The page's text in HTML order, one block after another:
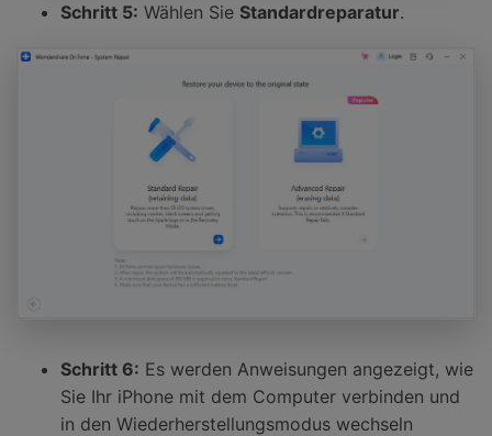
Schritt 5: Wählen Sie Standardreparatur.
Schritt 6: Es werden Anweisungen angezeigt, wie
Sie Ihr iPhone mit dem Computer verbinden und
in den Wiederherstellungsmodus wechseln